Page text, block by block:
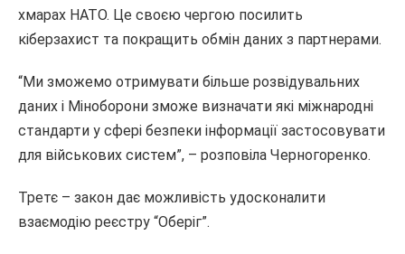
хмарах НАТО. Це своєю чергою посилить
кіберзахист та покращить обмін даних з партнерами.
“Ми зможемо отримувати більше розвідувальних
даних і Міноборони зможе визначати які міжнародні
стандарти у сфері безпеки інформації застосовувати
для військових систем”, – розповіла Черногоренко.
Третє – закон дає можливість удосконалити
взаємодію реєстру “Оберіг”.